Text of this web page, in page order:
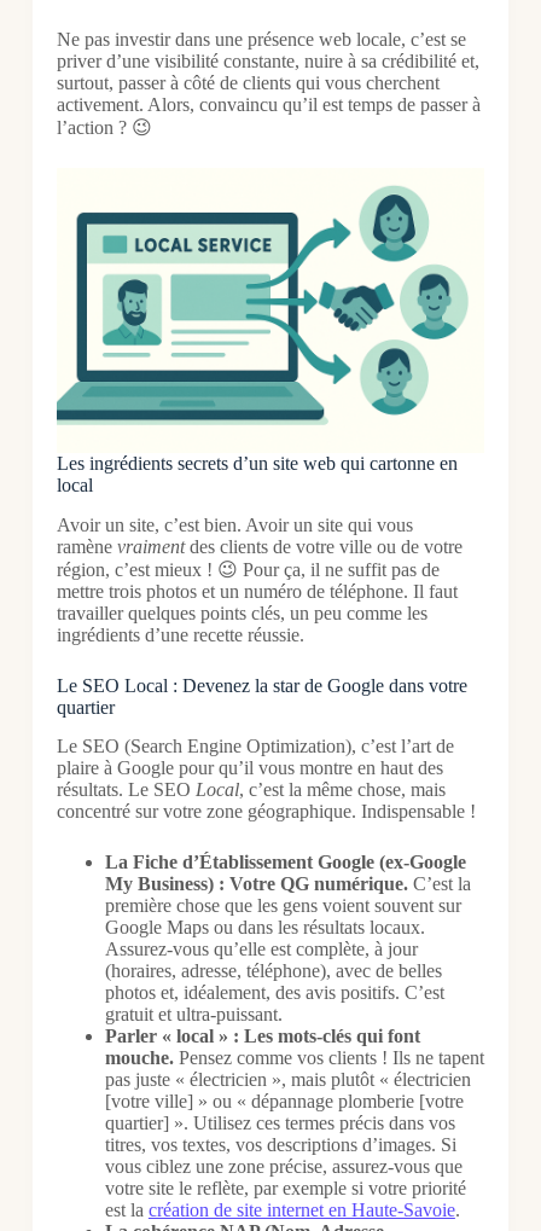
Ne pas investir dans une présence web locale, c’est se
priver d’une visibilité constante, nuire à sa crédibilité et,
surtout, passer à côté de clients qui vous cherchent
activement. Alors, convaincu qu’il est temps de passer à
l’action ? 😉
Les ingrédients secrets d’un site web qui cartonne en
local
Avoir un site, c’est bien. Avoir un site qui vous
ramène vraimentdes clients de votre ville ou de votre
région, c’est mieux ! 😉 Pour ça, il ne suffit pas de
mettre trois photos et un numéro de téléphone. Il faut
travailler quelques points clés, un peu comme les
ingrédients d’une recette réussie.
Le SEO Local : Devenez la star de Google dans votre
quartier
Le SEO (Search Engine Optimization), c’est l’art de
plaire à Google pour qu’il vous montre en haut des
résultats. Le SEO Local, c’est la même chose, mais
concentré sur votre zone géographique. Indispensable !
La Fiche d’Établissement Google (ex-Google
My Business) : Votre QG numérique.C’est la
première chose que les gens voient souvent sur
Google Maps ou dans les résultats locaux.
Assurez-vous qu’elle est complète, à jour
(horaires, adresse, téléphone), avec de belles
photos et, idéalement, des avis positifs. C’est
gratuit et ultra-puissant.
Parler « local » : Les mots-clés qui font
mouche.Pensez comme vos clients ! Ils ne tapent
pas juste « électricien », mais plutôt « électricien
[votre ville] » ou « dépannage plomberie [votre
quartier] ». Utilisez ces termes précis dans vos
titres, vos textes, vos descriptions d’images. Si
vous ciblez une zone précise, assurez-vous que
votre site le reflète, par exemple si votre priorité
est la création de site internet en Haute-Savoie.